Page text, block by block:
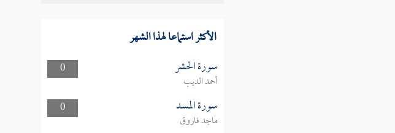
الأكثر استماعا لهذا الشهر
0 سورة الحشر
أحمد الديب
0
سورة المسد
ماجد فاروق